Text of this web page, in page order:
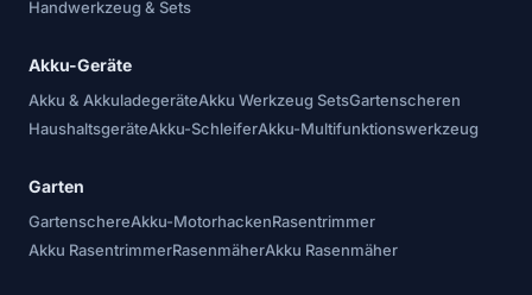
Handwerkzeug & Sets
Akku-Geräte
Akku & AkkuladegeräteAkku Werkzeug SetsGartenscheren
HaushaltsgeräteAkku-SchleiferAkku-Multifunktionswerkzeug
Garten
GartenschereAkku-MotorhackenRasentrimmer
Akku RasentrimmerRasenmäherAkku Rasenmäher